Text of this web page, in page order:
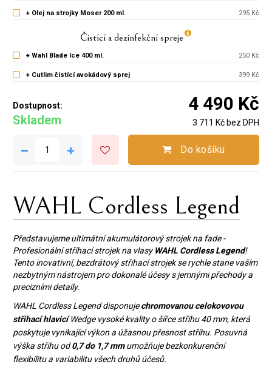
+ Olej na strojky Moser 200 ml. 295 Kč
Čistící a dezinfekční spreje
+ Wahl Blade Ice 400 ml. 250 Kč
+ Cutlim čistící avokádový sprej 399 Kč
Dostupnost:
Skladem
4 490 Kč
3 711 Kč bez DPH
Do košíku
WAHL Cordless Legend
Představujeme ultimátní akumulátorový strojek na fade -
Profesionální stříhací strojek na vlasy WAHL Cordless Legend!
Tento inovativní, bezdrátový střihací strojek se rychle stane vaším
nezbytným nástrojem pro dokonalé účesy s jemnými přechody a
precizními detaily.
WAHL Cordless Legend disponujechromovanou celokovovou
střihací hlavicíWedge vysoké kvality o šířce střihu 40 mm, která
poskytuje vynikající výkon a úžasnou přesnost střihu. Posuvná
výška střihu od0,7 do 1,7 mmumožňuje bezkonkurenční
flexibilitu a variabilitu všech druhů účesů.